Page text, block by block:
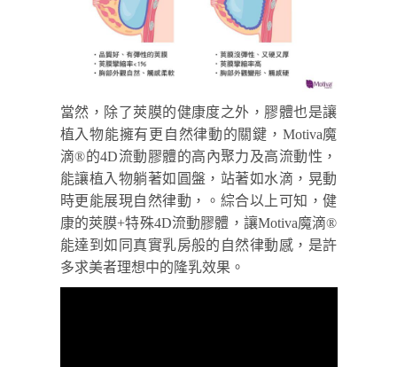
當然，除了莢膜的健康度之外，膠體也是讓
植入物能擁有更自然律動的關鍵，Motiva魔
滴®的4D流動膠體的高內聚力及高流動性，
能讓植入物躺著如圓盤，站著如水滴，晃動
時更能展現自然律動，。綜合以上可知，健
康的莢膜+特殊4D流動膠體，讓Motiva魔滴®
能達到如同真實乳房般的自然律動感，是許
多求美者理想中的隆乳效果。